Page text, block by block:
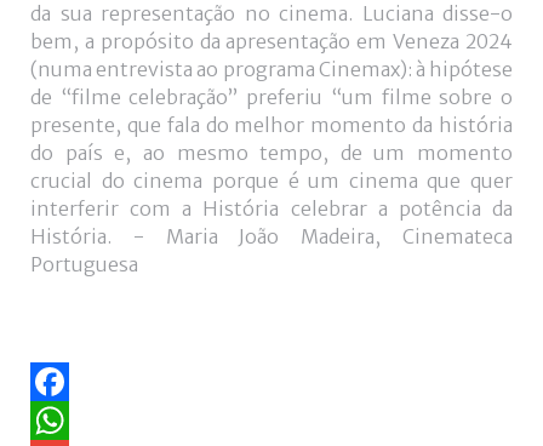
da sua representação no cinema. Luciana disse-o
bem, a propósito da apresentação em Veneza 2024
(numa entrevista ao programa Cinemax): à hipótese
de “filme celebração” preferiu “um filme sobre o
presente, que fala do melhor momento da história
do país e, ao mesmo tempo, de um momento
crucial do cinema porque é um cinema que quer
interferir com a História celebrar a potência da
História. - Maria João Madeira, Cinemateca
Portuguesa
Facebook